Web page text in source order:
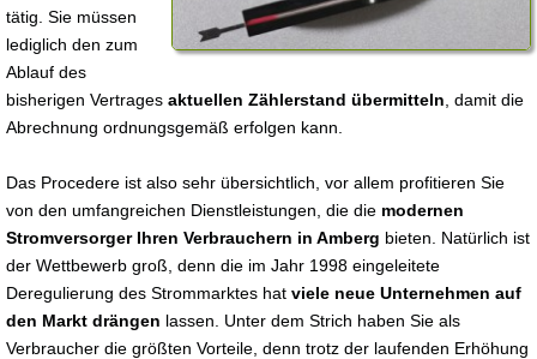
tätig. Sie müssen
lediglich den zum
Ablauf des
bisherigen Vertrages aktuellen Zählerstand übermitteln , damit die
Abrechnung ordnungsgemäß erfolgen kann.
Das Procedere ist also sehr übersichtlich, vor allem profitieren Sie
von den umfangreichen Dienstleistungen, die die modernen
Stromversorger Ihren Verbrauchern in Amberg bieten. Natürlich ist
der Wettbewerb groß, denn die im Jahr 1998 eingeleitete
Deregulierung des Strommarktes hat viele neue Unternehmen auf
den Markt drängen lassen. Unter dem Strich haben Sie als
Verbraucher die größten Vorteile, denn trotz der laufenden Erhöhung